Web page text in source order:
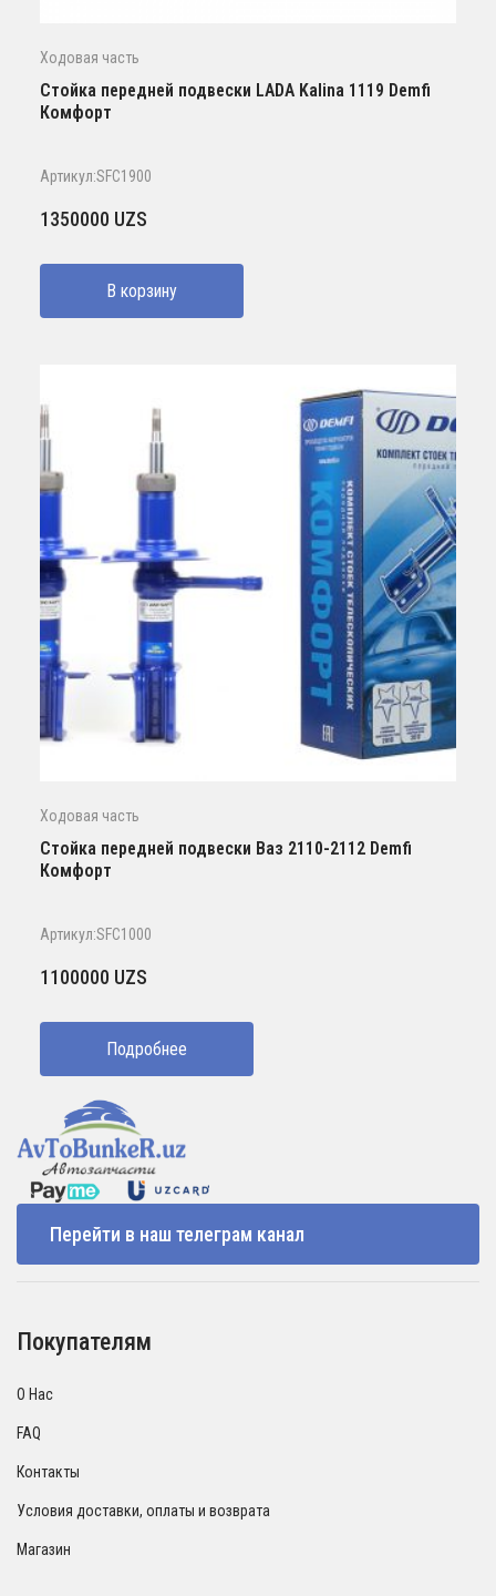
Ходовая часть
Стойка передней подвески LADA Kalina 1119 Demfi
Комфорт
Артикул:SFC1900
1350000 UZS
В корзину
Ходовая часть
Стойка передней подвески Ваз 2110-2112 Demfi
Комфорт
Артикул:SFC1000
1100000 UZS
Подробнее
Перейти в наш телеграм канал
Покупателям
О Нас
FAQ
Контакты
Условия доставки, оплаты и возврата
Магазин